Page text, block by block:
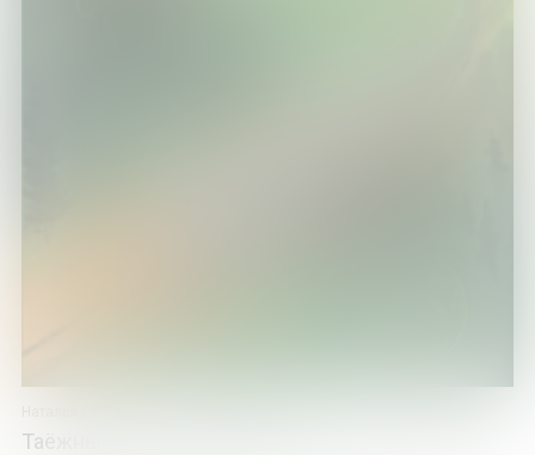
Таёжный, до востребования